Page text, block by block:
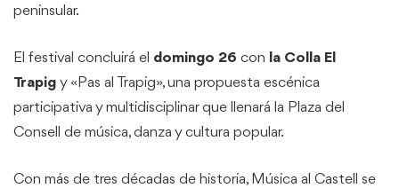
peninsular.
El festival concluirá el domingo 26 con la Colla El
Trapig y «Pas al Trapig», una propuesta escénica
participativa y multidisciplinar que llenará la Plaza del
Consell de música, danza y cultura popular.
Con más de tres décadas de historia, Música al Castell se